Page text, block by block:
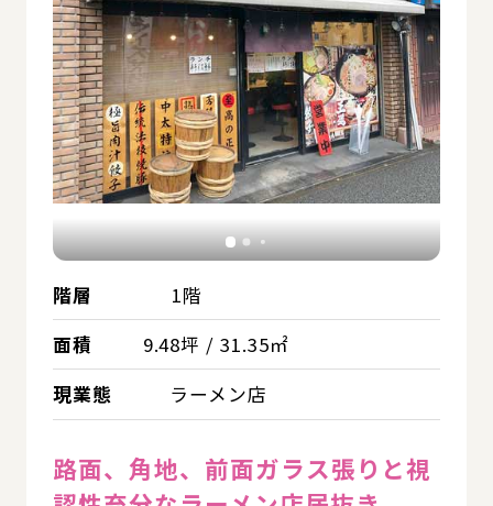
階層
1階
面積
9.48坪 / 31.35㎡
現業態
ラーメン店
路面、角地、前面ガラス張りと視